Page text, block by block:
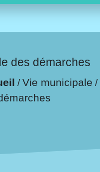
des démarches
/Vie municipale /